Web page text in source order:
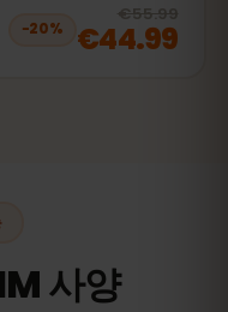
−20%
€55.99
€44.99
사양